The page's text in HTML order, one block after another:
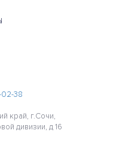
02-38
край, г.Сочи,
дивизии, д 16